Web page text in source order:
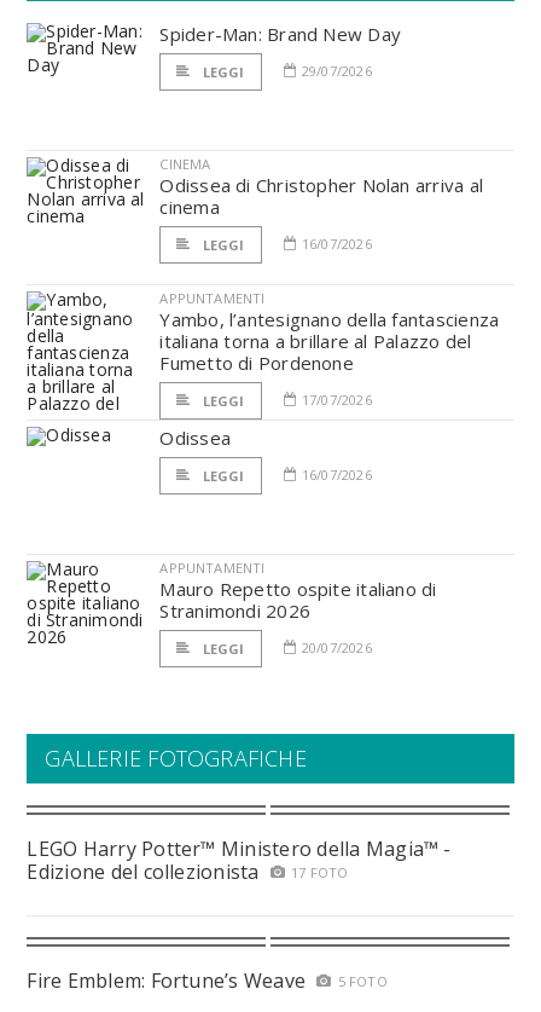
Spider-Man: Brand New Day
LEGGI 29/07/2026
CINEMA
Odissea di Christopher Nolan arriva al
cinema
LEGGI 16/07/2026
APPUNTAMENTI
Yambo, l’antesignano della fantascienza
italiana torna a brillare al Palazzo del
Fumetto di Pordenone
LEGGI 17/07/2026
Odissea
LEGGI 16/07/2026
APPUNTAMENTI
Mauro Repetto ospite italiano di
Stranimondi 2026
LEGGI 20/07/2026
GALLERIE FOTOGRAFICHE
LEGO Harry Potter™ Ministero della Magia™ -
Edizione del collezionista
17 FOTO
Fire Emblem: Fortune’s Weave 5 FOTO